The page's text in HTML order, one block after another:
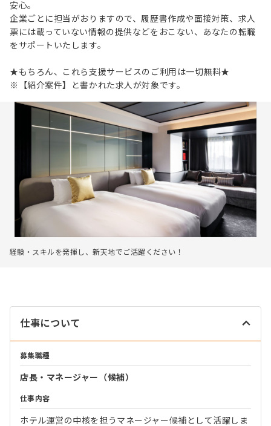
安心。
企業ごとに担当がおりますので、履歴書作成や面接対策、求人
票には載っていない情報の提供などをおこない、あなたの転職
をサポートいたします。
★もちろん、これら支援サービスのご利用は一切無料★
※【紹介案件】と書かれた求人が対象です。
経験・スキルを発揮し、新天地でご活躍ください！
仕事について
募集職種
店長・マネージャー（候補）
仕事内容
ホテル運営の中核を担うマネージャー候補として活躍しま